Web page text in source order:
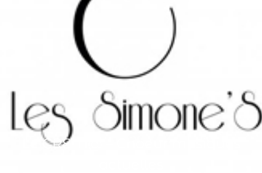
Le CREM@ – Choeur musiques